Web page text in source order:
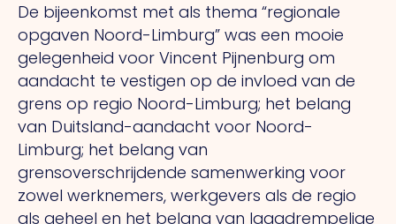
De bijeenkomst met als thema “regionale
opgaven Noord-Limburg” was een mooie
gelegenheid voor Vincent Pijnenburg om
aandacht te vestigen op de invloed van de
grens op regio Noord-Limburg; het belang
van Duitsland-aandacht voor Noord-
Limburg; het belang van
grensoverschrijdende samenwerking voor
zowel werknemers, werkgevers als de regio
als geheel en het belang van laagdrempelige